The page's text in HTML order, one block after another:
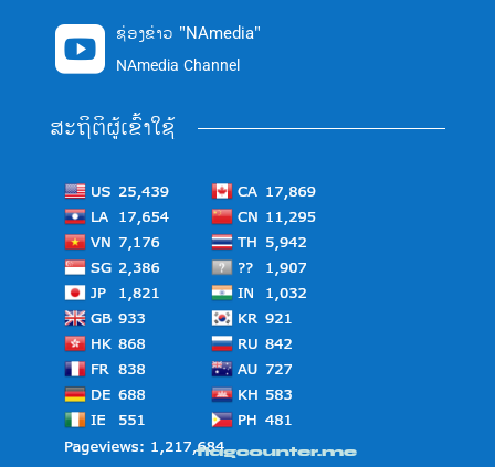
 ຊ່ອງຂ່າວ "NAmedia"
NAmedia Channel
ສະຖິຕິຜູ້ເຂົ້າໃຊ້